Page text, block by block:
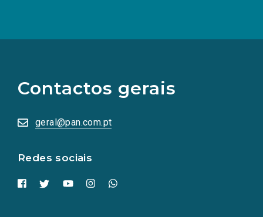
Contactos gerais
geral@pan.com.pt
Redes sociais
redes
sociais
numa
nova